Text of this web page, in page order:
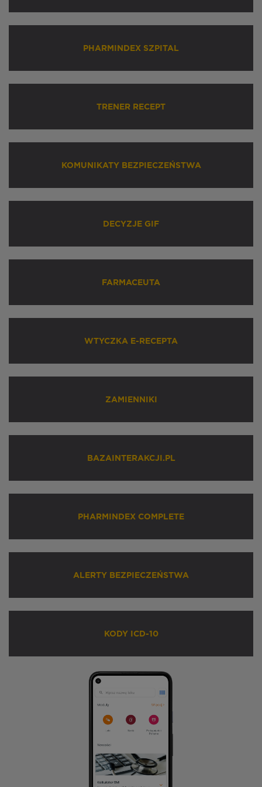
PHARMINDEX SZPITAL
TRENER RECEPT
KOMUNIKATY BEZPIECZEŃSTWA
DECYZJE GIF
FARMACEUTA
WTYCZKA E-RECEPTA
ZAMIENNIKI
BAZAINTERAKCJI.PL
PHARMINDEX COMPLETE
ALERTY BEZPIECZEŃSTWA
KODY ICD-10